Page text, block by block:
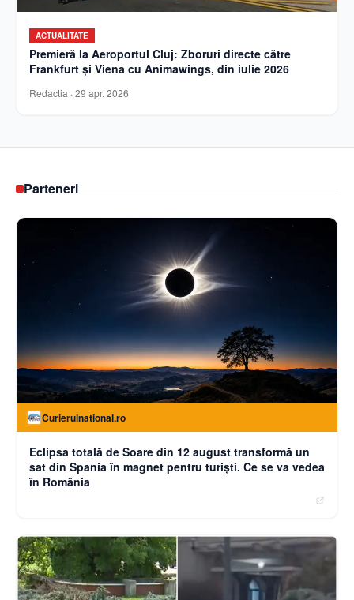
ACTUALITATE
Premieră la Aeroportul Cluj: Zboruri directe către
Frankfurt și Viena cu Animawings, din iulie 2026
Redactia · 29 apr. 2026
Parteneri
Curierulnational.ro
Eclipsa totală de Soare din 12 august transformă un
sat din Spania în magnet pentru turiști. Ce se va vedea
în România